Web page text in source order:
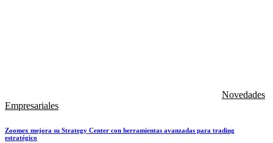
Novedades
Empresariales
Zoomex mejora su Strategy Center con herramientas avanzadas para trading
estratégico